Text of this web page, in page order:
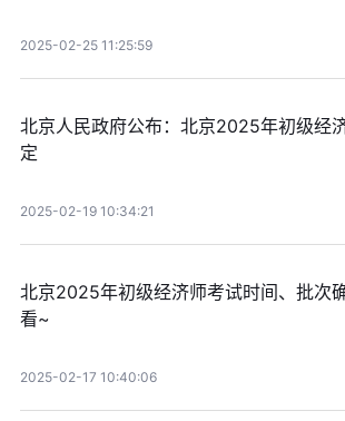
2025-02-25 11:25:59
北京人民政府公布：北京2025年初级经
定
2025-02-19 10:34:21
北京2025年初级经济师考试时间、批次
看~
2025-02-17 10:40:06